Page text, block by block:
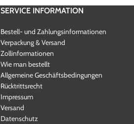
SERVICE INFORMATION
Bestell- und Zahlungsinformationen
Verpackung & Versand
Zollinformationen
Wie man bestellt
Allgemeine Geschäftsbedingungen
Rücktrittsrecht
Impressum
Versand
Datenschutz